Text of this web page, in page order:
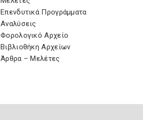
Επενδυτικά Προγράμματα
Αναλύσεις
Φορολογικό Αρχείο
Βιβλιοθήκη Αρχείων
Άρθρα – Μελέτες